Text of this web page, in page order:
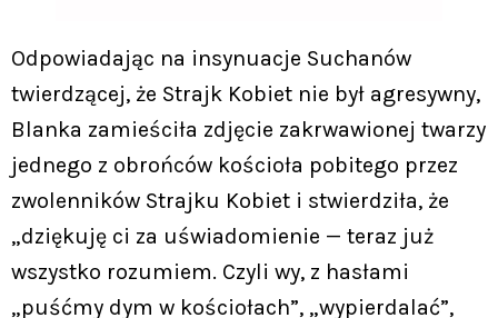
Odpowiadając na insynuacje Suchanów
twierdzącej, że Strajk Kobiet nie był agresywny,
Blanka zamieściła zdjęcie zakrwawionej twarzy
jednego z obrońców kościoła pobitego przez
zwolenników Strajku Kobiet i stwierdziła, że
„dziękuję ci za uświadomienie — teraz już
wszystko rozumiem. Czyli wy, z hasłami
„puśćmy dym w kościołach”, „wypierdalać”,